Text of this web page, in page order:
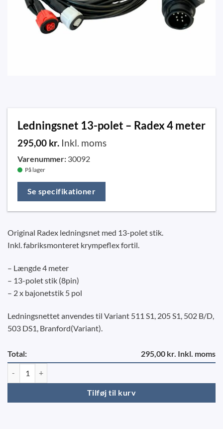
Ledningsnet 13-polet – Radex 4 meter
295,00 kr. Inkl. moms
Varenummer: 30092
På lager
Se specifikationer
Original Radex ledningsnet med 13-polet stik.
Inkl. fabriksmonteret krympeflex fortil.
– Længde 4 meter
– 13-polet stik (8pin)
– 2 x bajonetstik 5 pol
Ledningsnettet anvendes til Variant 511 S1, 205 S1, 502 B/D,
503 DS1, Branford(Variant).
Total: 295,00 kr. Inkl. moms
Tilføj til kurv